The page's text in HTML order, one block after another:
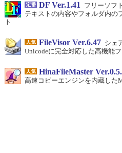
DF Ver.1.41 フリーソフト
テキストの内容やフォルダ内の
ト
FileVisor Ver.6.47 シェ
Unicodeに完全対応した高機能
HinaFileMaster
高速コピーエンジンを内蔵した